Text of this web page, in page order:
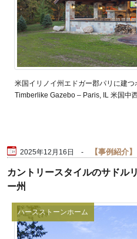
米国イリノイ州エドガー郡パリに建
Timberlike Gazebo – Paris, IL 米国中
2025年12月16日 - 事例紹介
カントリースタイルのサドル
ー州
ハースストーンホーム